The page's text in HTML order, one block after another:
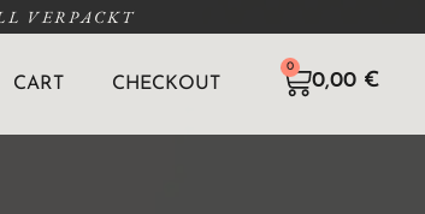
VERPACKT
CART CHECKOUT 0,00 €
0